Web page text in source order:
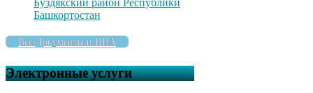
Башкортостан
Все Документы и НПА
Электронные услуги